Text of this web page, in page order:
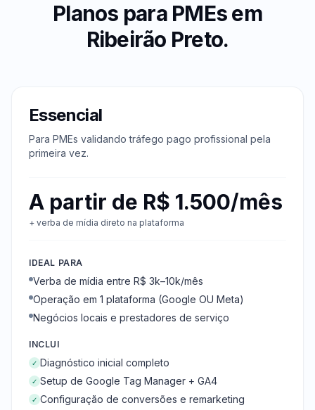
Planos para PMEs em
Ribeirão Preto.
Essencial
Para PMEs validando tráfego pago profissional pela
primeira vez.
A partir de R$ 1.500/mês
+ verba de mídia direto na plataforma
IDEAL PARA
Verba de mídia entre R$ 3k–10k/mês
Operação em 1 plataforma (Google OU Meta)
Negócios locais e prestadores de serviço
INCLUI
✓ Diagnóstico inicial completo
✓ Setup de Google Tag Manager + GA4
✓ Configuração de conversões e remarketing